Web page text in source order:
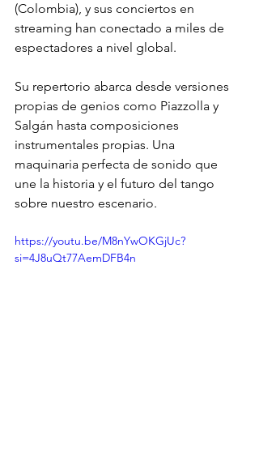
(Colombia), y sus conciertos en
streaming han conectado a miles de
espectadores a nivel global.
Su repertorio abarca desde versiones
propias de genios como Piazzolla y
Salgán hasta composiciones
instrumentales propias. Una
maquinaria perfecta de sonido que
une la historia y el futuro del tango
sobre nuestro escenario.
https://youtu.be/M8nYwOKGjUc?
si=4J8uQt77AemDFB4n